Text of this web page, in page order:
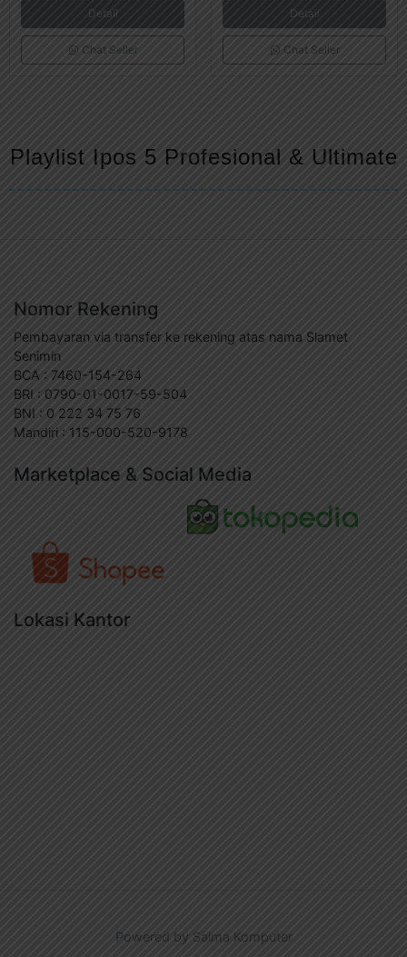
Detail
Chat Seller
Detail
Chat Seller
Playlist Ipos 5 Profesional & Ultimate
Nomor Rekening
Pembayaran via transfer ke rekening atas nama Slamet
Senimin
BCA : 7460-154-264
BRI : 0790-01-0017-59-504
BNI : 0 222 34 75 76
Mandiri : 115-000-520-9178
Marketplace & Social Media
Lokasi Kantor
Powered by Salma Komputer